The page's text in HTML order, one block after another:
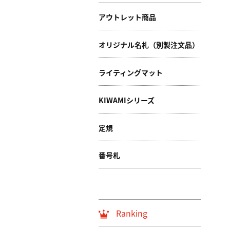
アウトレット商品
オリジナル名札（別製注文品）
ライティングマット
KIWAMIシリーズ
定規
番号札
Ranking